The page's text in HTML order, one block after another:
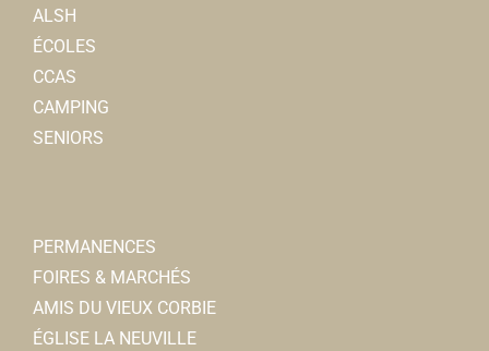
ALSH
ÉCOLES
CCAS
CAMPING
SENIORS
PERMANENCES
FOIRES & MARCHÉS
AMIS DU VIEUX CORBIE
ÉGLISE LA NEUVILLE